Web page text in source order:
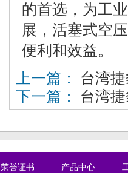
的首选，为工
展，活塞式空
便利和效益。
上一篇：
台湾
下一篇：
台湾
荣誉证书 产品中心